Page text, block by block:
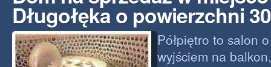
Długołęka o powierzchni
Półpiętro to salon
wyjściem na